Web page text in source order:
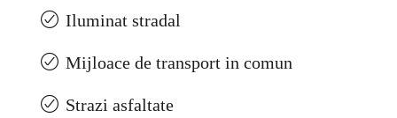
Iluminat stradal
Mijloace de transport in comun
Strazi asfaltate